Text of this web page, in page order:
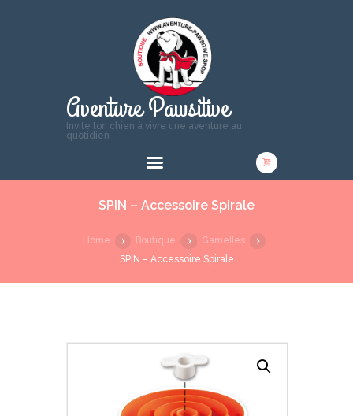
Aventure Pawsitive
Invite ton chien à vivre une aventure au
quotidien
SPIN – Accessoire Spirale
Home Boutique
Gamelles
SPIN – Accessoire Spirale